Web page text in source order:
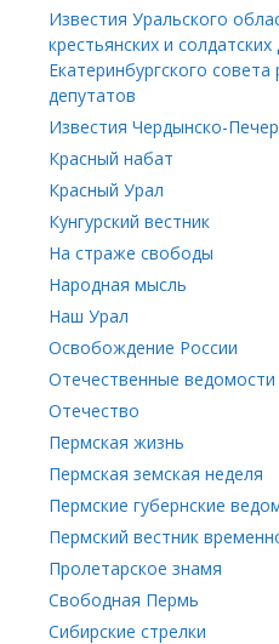
Известия Уральского
крестьянских и
Екатеринбургского
депутатов
Известия Чердынско-
Красный набат
Красный Урал
Кунгурский вестник
На страже свободы
Народная мысль
Наш Урал
Освобождение России
Отечественные ведомости
Отечество
Пермская жизнь
Пермская земская неделя
Пермские губернские
Пермский вестник
Пролетарское знамя
Свободная Пермь
Сибирские стрелки